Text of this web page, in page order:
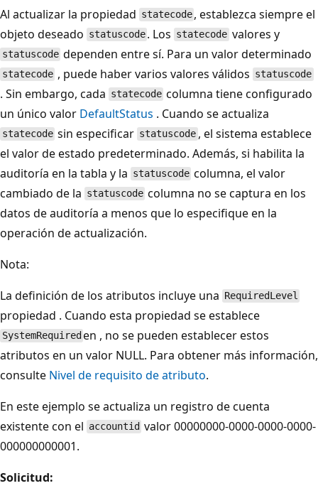
Al actualizar la propiedad statecode , establezca siempre el
objeto deseado statuscode . Los statecode valores y
statuscode dependen entre sí. Para un valor determinado
statecode , puede haber varios valores válidos statuscode
. Sin embargo, cada statecode columna tiene configurado
un único valor DefaultStatus . Cuando se actualiza
statecode sin especificar statuscode , el sistema establece
el valor de estado predeterminado. Además, si habilita la
auditoría en la tabla y la statuscode columna, el valor
cambiado de la statuscode columna no se captura en los
datos de auditoría a menos que lo especifique en la
operación de actualización.
Nota:
La definición de los atributos incluye una RequiredLevel
propiedad . Cuando esta propiedad se establece
SystemRequired en , no se pueden establecer estos
atributos en un valor NULL. Para obtener más información,
consulte Nivel de requisito de atributo.
En este ejemplo se actualiza un registro de cuenta
existente con el accountid valor 00000000-0000-0000-0000-
000000000001.
Solicitud: